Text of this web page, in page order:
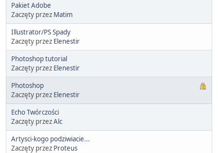
Pakiet Adobe
Zaczęty przez Matim
Illustrator/PS Spady
Zaczęty przez Elenestir
Photoshop tutorial
Zaczęty przez Elenestir
Photoshop
Zaczęty przez Elenestir
Echo Twórczości
Zaczęty przezAlc
Artysci-kogo podziwiacie...
Zaczęty przez Proteus